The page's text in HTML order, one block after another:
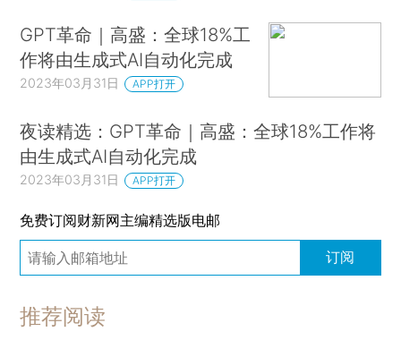
GPT革命｜高盛：全球18%工
作将由生成式AI自动化完成
2023年03月31日 APP打开
夜读精选：GPT革命｜高盛：全球18%工作将
由生成式AI自动化完成
2023年03月31日 APP打开
免费订阅财新网主编精选版电邮
订阅
推荐阅读